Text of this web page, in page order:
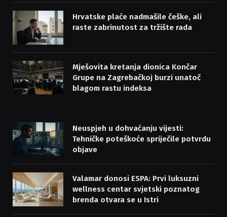
Hrvatske plaće nadmašile češke, ali
raste zabrinutost za tržište rada
Mješovita kretanja dionica Končar
Grupe na Zagrebačkoj burzi unatoč
blagom rastu indeksa
Neuspjeh u dohvaćanju vijesti:
Tehničke poteškoće spriječile potvrdu
objave
Valamar donosi ESPA: Prvi luksuzni
wellness centar svjetski poznatog
brenda otvara se u Istri